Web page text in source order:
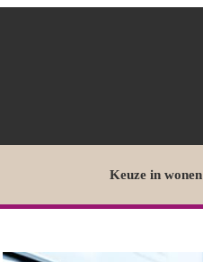
Keuze in wonen